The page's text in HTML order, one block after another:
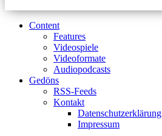
Content
Features
Videospiele
Videoformate
Audiopodcasts
Gedöns
RSS-Feeds
Kontakt
Datenschutzerklärung
Impressum